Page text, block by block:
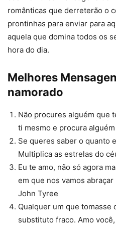
românticas que derreterão o
prontinhas para enviar para
aquela que domina todos os
hora do dia.
Melhores
namorado
Não procures alguém que
ti mesmo e procura
Se queres saber o quanto
Multiplica as estrelas do
Eu te amo, não só agora
em que nos vamos abraçar
John Tyree
Qualquer um que tomasse
substituto fraco. Amo